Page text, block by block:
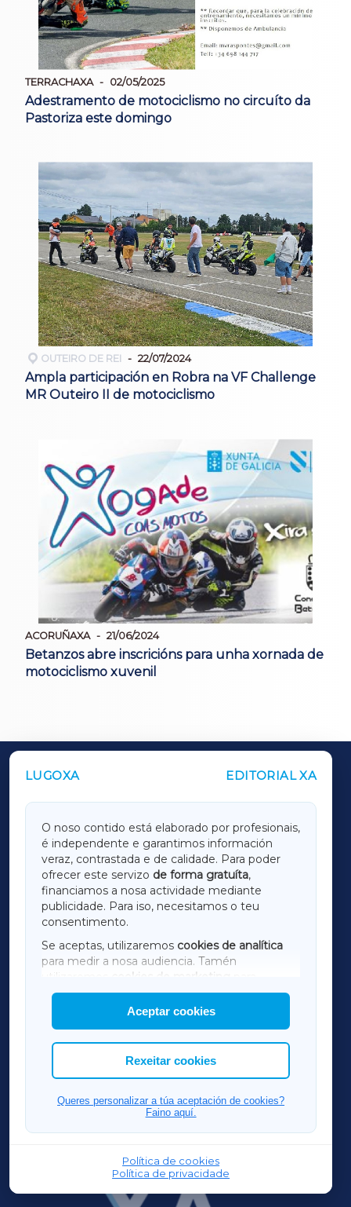
TERRACHAXA 02/05/2025
Adestramento de motociclismo no circuíto da
Pastoriza este domingo
OUTEIRO DE REI 22/07/2024
Ampla participación en Robra na VF Challenge
MR Outeiro II de motociclismo
ACORUÑAXA 21/06/2024
Betanzos abre inscricións para unha xornada de
motociclismo xuvenil
LUGOXA EDITORIAL XA
O noso contido está elaborado por profesionais,
é independente e garantimos información
veraz, contrastada e de calidade. Para poder
ofrecer este servizo de forma gratuíta,
financiamos a nosa actividade mediante
publicidade. Para iso, necesitamos o teu
consentimento.
Se aceptas, utilizaremos cookies de analítica
para medir a nosa audiencia. Tamén
utilizaremos
cookies de marketing
mostrar publicidade de terceiros.
Así mesmo, podes personalizar a elección das
cookies que desexas permitir.
Aceptar cookies
Rexeitar cookies
Queres personalizar a túa aceptación de cookies?
Faino aquí.
Política de cookies
Política de privacidade
OUTROS PERIÓDICOS
LUGOXA
TERRACHAXA
AMARIÑAXA
RIBEIRASACRAXA
ACORUÑAXA
FERROLXA
OURENSEXA